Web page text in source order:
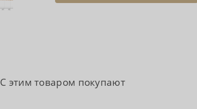
С этим товаром покупают